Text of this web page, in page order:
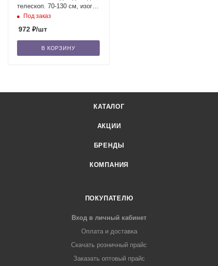
телескоп. 70-130 см, изогн.
щётка 20 см (39792)
Под заказ
972 ₽/шт
В КОРЗИНУ
КАТАЛОГ
АКЦИИ
БРЕНДЫ
КОМПАНИЯ
ПОКУПАТЕЛЮ
Вход в личный кабинет
Оплата и доставка
Скачать розничный прайс
Заказать оптовый прайс